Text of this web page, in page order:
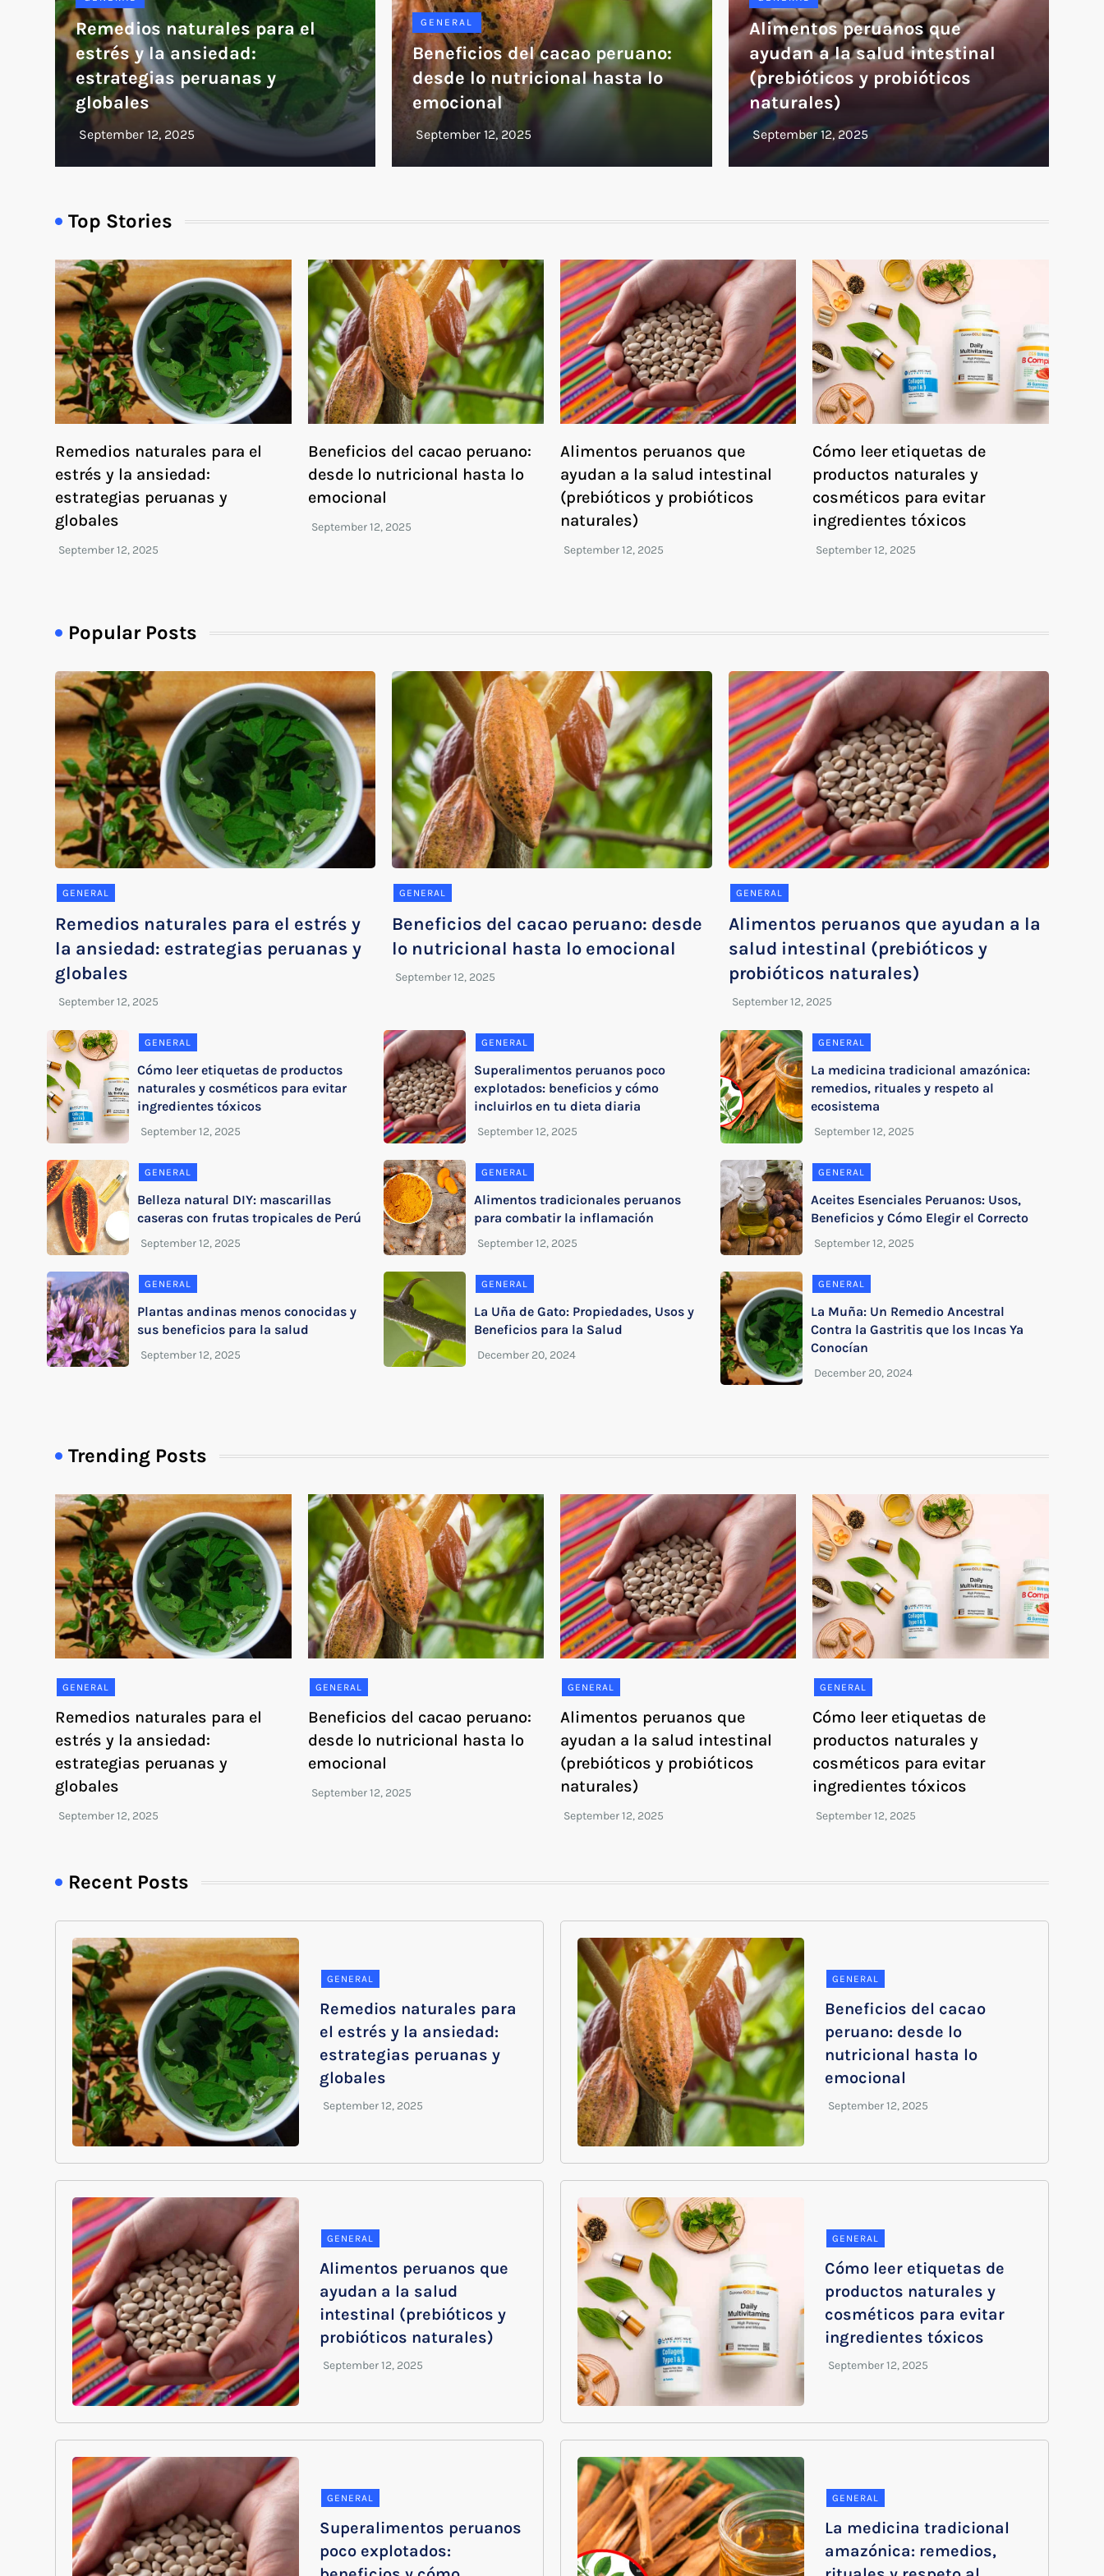
Remedios naturales para el
estrés y la ansiedad:
estrategias peruanas y
globales
GENERAL
Beneficios del cacao peruano:
desde lo nutricional hasta lo
emocional
Alimentos peruanos que
ayudan a la salud intestinal
(prebióticos y probióticos
naturales)
Top Stories
Remedios naturales para el
estrés y la ansiedad:
estrategias peruanas y
globales
Beneficios del cacao peruano:
desde lo nutricional hasta lo
emocional
Alimentos peruanos que
ayudan a la salud intestinal
(prebióticos y probióticos
naturales)
Cómo leer etiquetas de
productos naturales y
cosméticos para evitar
ingredientes tóxicos
Popular Posts
GENERAL
Remedios naturales para el estrés y
la ansiedad: estrategias peruanas y
globales
GENERAL
Beneficios del cacao peruano: desde
lo nutricional hasta lo emocional
GENERAL
Alimentos peruanos que ayudan a la
salud intestinal (prebióticos y
probióticos naturales)
GENERAL
Cómo leer etiquetas de productos
naturales y cosméticos para evitar
ingredientes tóxicos
GENERAL
Superalimentos peruanos poco
explotados: beneficios y cómo
incluirlos en tu dieta diaria
GENERAL
La medicina tradicional amazónica:
remedios, rituales y respeto al
ecosistema
GENERAL
Belleza natural DIY: mascarillas
caseras con frutas tropicales de Perú
GENERAL
Alimentos tradicionales peruanos
para combatir la inflamación
GENERAL
Aceites Esenciales Peruanos: Usos,
Beneficios y Cómo Elegir el Correcto
GENERAL
Plantas andinas menos conocidas y
sus beneficios para la salud
GENERAL
La Uña de Gato: Propiedades, Usos y
Beneficios para la Salud
GENERAL
La Muña: Un Remedio Ancestral
Contra la Gastritis que los Incas Ya
Conocían
Trending Posts
GENERAL
Remedios naturales para el
estrés y la ansiedad:
estrategias peruanas y
globales
GENERAL
Beneficios del cacao peruano:
desde lo nutricional hasta lo
emocional
GENERAL
Alimentos peruanos que
ayudan a la salud intestinal
(prebióticos y probióticos
naturales)
GENERAL
Cómo leer etiquetas de
productos naturales y
cosméticos para evitar
ingredientes tóxicos
Recent Posts
GENERAL
Remedios naturales para
el estrés y la ansiedad:
estrategias peruanas y
globales
GENERAL
Beneficios del cacao
peruano: desde lo
nutricional hasta lo
emocional
GENERAL
Alimentos peruanos que
ayudan a la salud
intestinal (prebióticos y
probióticos naturales)
GENERAL
Cómo leer etiquetas de
productos naturales y
cosméticos para evitar
ingredientes tóxicos
GENERAL
Superalimentos peruanos
poco explotados:
GENERAL
La medicina tradicional
amazónica: remedios,